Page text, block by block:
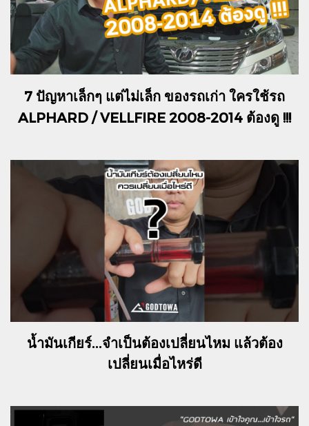
7 ปัญหาเล็กๆ แต่ไม่เล็ก ของรถเก่า ใครใช้รถ
ALPHARD / VELLFIRE 2008-2014 ต้องดู !!!
น้ำมันเกียร์...จำเป็นต้องเปลี่ยนไหม แล้วต้อง
เปลี่ยนเมื่อไหร่ดี